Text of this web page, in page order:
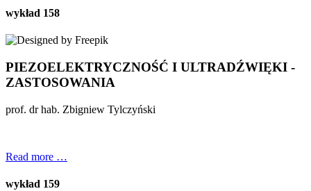
wykład 158
PIEZOELEKTRYCZNOŚĆ I ULTRADŹWIĘKI -
ZASTOSOWANIA
prof. dr hab. Zbigniew Tylczyński
Read more …
wykład 159